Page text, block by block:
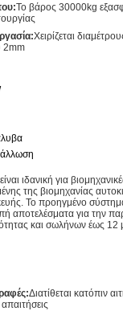
Το βάρος 30000kg
Χειρίζεται
2mm
ιδανική για
της βιομηχανίας
Το προηγμένο
αποτελέσματα για την
και σωλήνων έως 12
Διατίθεται κατόπιν